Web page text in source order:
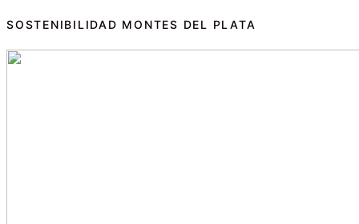
SOSTENIBILIDAD MONTES DEL PLATA